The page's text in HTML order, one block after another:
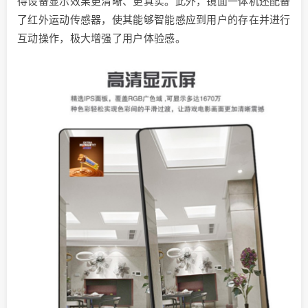
了红外运动传感器，使其能够智能感应到用户的存在并进行
互动操作，极大增强了用户体验感。